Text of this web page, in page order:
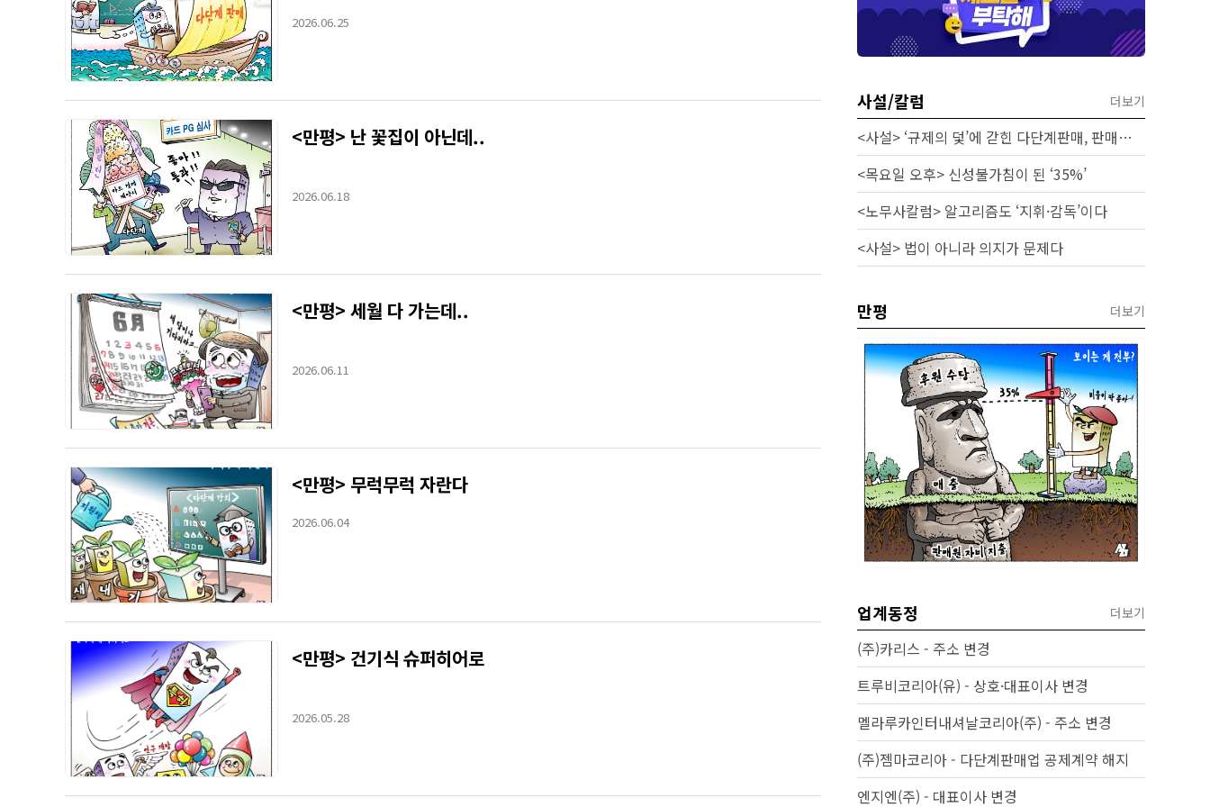
2026.06.25
<만평> 난 꽃집이 아닌데..
2026.06.18
<만평> 세월 다 가는데..
2026.06.11
<만평> 무럭무럭 자란다
2026.06.04
<만평> 건기식 슈퍼히어로
2026.05.28
사설/칼럼 더보기
<사설> ‘규제의 덫’에 갇힌 다단계판매, 판매원 보호 시급하다
<목요일 오후> 신성불가침이 된 ‘35%’
<노무사칼럼> 알고리즘도 ‘지휘·감독’이다
<사설> 법이 아니라 의지가 문제다
만평 더보기
업계동정 더보기
(주)카리스 - 주소 변경
트루비코리아(유) - 상호·대표이사 변경
멜라루카인터내셔날코리아(주) - 주소 변경
(주)젬마코리아 - 다단계판매업 공제계약 해지
엔지엔(주) - 대표이사 변경